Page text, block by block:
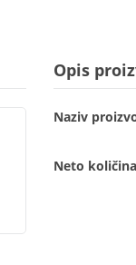
Opis
Naziv
Neto